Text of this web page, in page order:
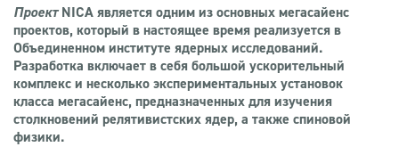
ПроектNICA является одним из основных мегасайенс
проектов, который в настоящее время реализуется в
Объединенном институте ядерных исследований.
Разработка включает в себя большой ускорительный
комплекс и несколько экспериментальных установок
класса мегасайенс, предназначенных для изучения
столкновений релятивистских ядер, а также спиновой
физики.